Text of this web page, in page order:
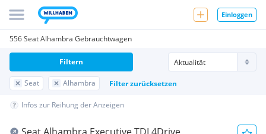
Einloggen
556 Seat Alhambra Gebrauchtwagen
Seat Alhambra Filter zurücksetzen
Filtern
Infos zur Reihung der Anzeigen